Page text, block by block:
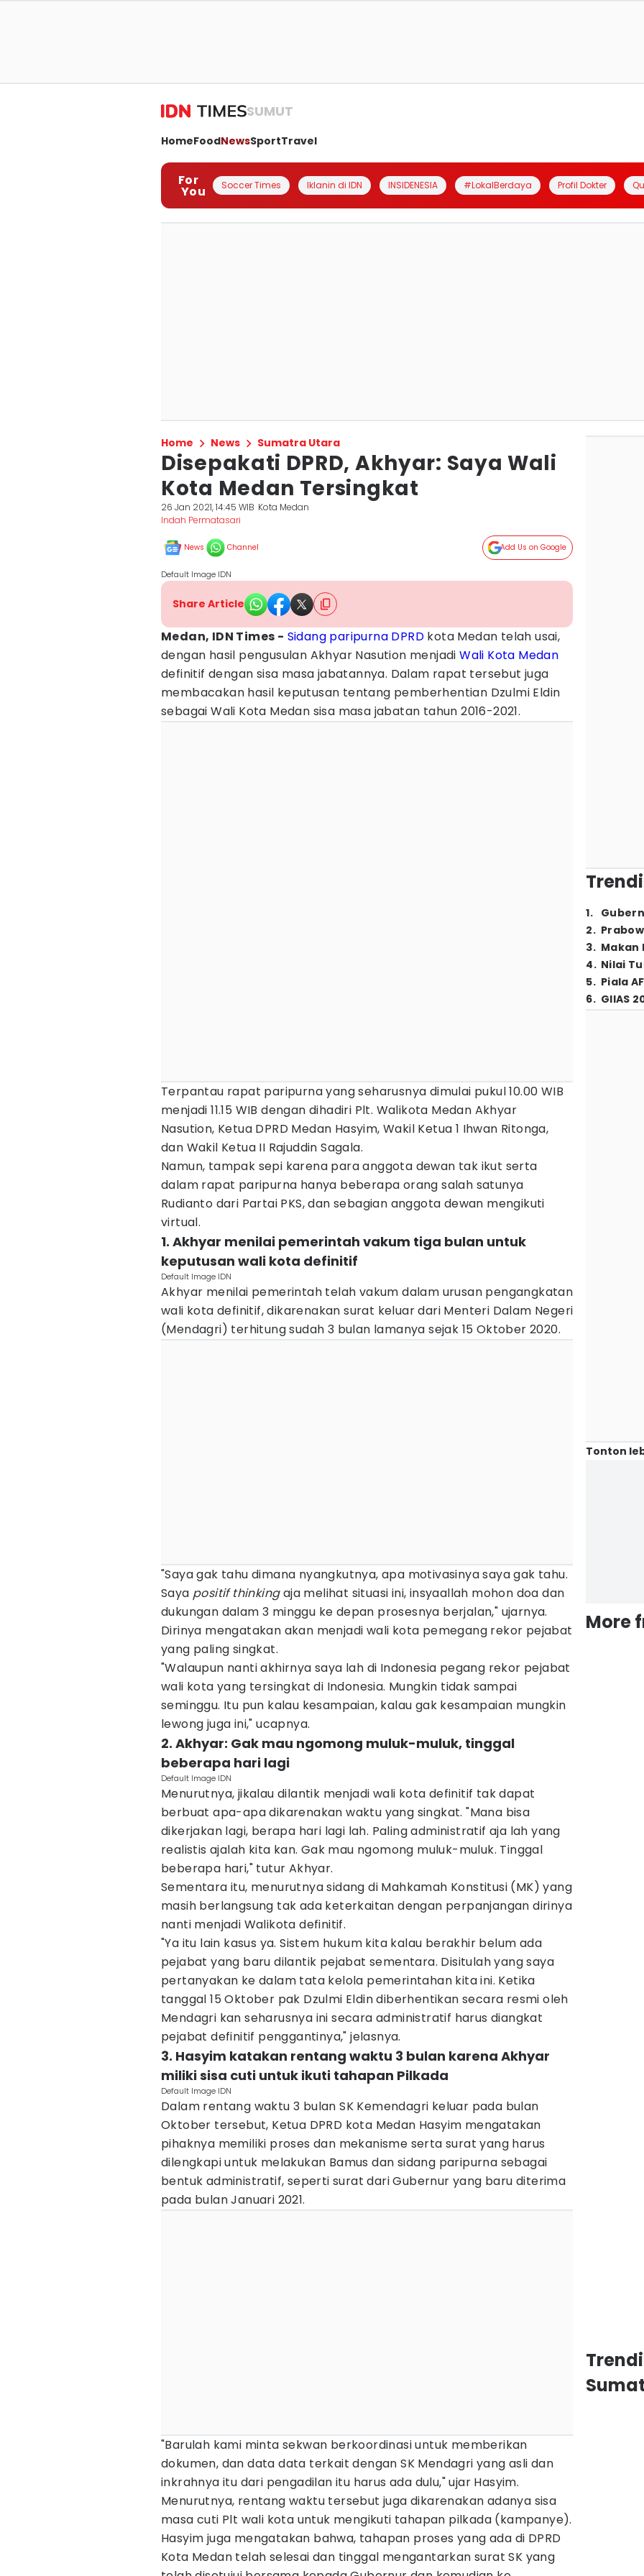
SUMUT
HomeFoodNewsSportTravel
For
You Soccer Times Iklanin di IDN INSIDENESIA #LokalBerdaya Profil Dokter
Home News Sumatra Utara
Disepakati DPRD, Akhyar: Saya Wali
Kota Medan Tersingkat
26 Jan 2021, 14:45 WIB Kota Medan
Indah Permatasari
News Channel Add Us on Google
Default Image IDN
Share Article
Medan, IDN Times - Sidang paripurna DPRD kota Medan telah usai,
dengan hasil pengusulan Akhyar Nasution menjadiWali Kota Medan
definitif dengan sisa masa jabatannya. Dalam rapat tersebut juga
membacakan hasil keputusan tentang pemberhentian Dzulmi Eldin
sebagai Wali Kota Medan sisa masa jabatan tahun 2016-2021.
Terpantau rapat paripurna yang seharusnya dimulai pukul 10.00 WIB
menjadi 11.15 WIB dengan dihadiri Plt. Walikota Medan Akhyar
Nasution, Ketua DPRD Medan Hasyim, Wakil Ketua 1 Ihwan Ritonga,
dan Wakil Ketua II Rajuddin Sagala.
Namun, tampak sepi karena para anggota dewan tak ikut serta
dalam rapat paripurna hanya beberapa orang salah satunya
Rudianto dari Partai PKS, dan sebagian anggota dewan mengikuti
virtual.
1. Akhyar menilai pemerintah vakum tiga bulan untuk
keputusan wali kota definitif
Default Image IDN
Akhyar menilai pemerintah telah vakum dalam urusan pengangkatan
wali kota definitif, dikarenakan surat keluar dari Menteri Dalam Negeri
(Mendagri) terhitung sudah 3 bulan lamanya sejak 15 Oktober 2020.
"Saya gak tahu dimana nyangkutnya, apa motivasinya saya gak tahu.
Saya positif thinkingaja melihat situasi ini, insyaallah mohon doa dan
dukungan dalam 3 minggu ke depan prosesnya berjalan," ujarnya.
Dirinya mengatakan akan menjadi wali kota pemegang rekor pejabat
yang paling singkat.
"Walaupun nanti akhirnya saya lah di Indonesia pegang rekor pejabat
wali kota yang tersingkat di Indonesia. Mungkin tidak sampai
seminggu. Itu pun kalau kesampaian, kalau gak kesampaian mungkin
lewong juga ini," ucapnya.
2. Akhyar: Gak mau ngomong muluk-muluk, tinggal
beberapa hari lagi
Default Image IDN
Menurutnya, jikalau dilantik menjadi wali kota definitif tak dapat
berbuat apa-apa dikarenakan waktu yang singkat. "Mana bisa
dikerjakan lagi, berapa hari lagi lah. Paling administratif aja lah yang
realistis ajalah kita kan. Gak mau ngomong muluk-muluk. Tinggal
beberapa hari," tutur Akhyar.
Sementara itu, menurutnya sidang di Mahkamah Konstitusi (MK) yang
masih berlangsung tak ada keterkaitan dengan perpanjangan dirinya
nanti menjadi Walikota definitif.
"Ya itu lain kasus ya. Sistem hukum kita kalau berakhir belum ada
pejabat yang baru dilantik pejabat sementara. Disitulah yang saya
pertanyakan ke dalam tata kelola pemerintahan kita ini. Ketika
tanggal 15 Oktober pak Dzulmi Eldin diberhentikan secara resmi oleh
Mendagri kan seharusnya ini secara administratif harus diangkat
pejabat definitif penggantinya," jelasnya.
3. Hasyim katakan rentang waktu 3 bulan karena Akhyar
miliki sisa cuti untuk ikuti tahapan Pilkada
Default Image IDN
Dalam rentang waktu 3 bulan SK Kemendagri keluar pada bulan
Oktober tersebut, Ketua DPRD kota Medan Hasyim mengatakan
pihaknya memiliki proses dan mekanisme serta surat yang harus
dilengkapi untuk melakukan Bamus dan sidang paripurna sebagai
bentuk administratif, seperti surat dari Gubernur yang baru diterima
pada bulan Januari 2021.
"Barulah kami minta sekwan berkoordinasi untuk memberikan
dokumen, dan data data terkait dengan SK Mendagri yang asli dan
inkrahnya itu dari pengadilan itu harus ada dulu," ujar Hasyim.
Menurutnya, rentang waktu tersebut juga dikarenakan adanya sisa
masa cuti Plt wali kota untuk mengikuti tahapan pilkada (kampanye).
Hasyim juga mengatakan bahwa, tahapan proses yang ada di DPRD
Kota Medan telah selesai dan tinggal mengantarkan surat SK yang
1.
2.
3. Makan
4. Nilai
5. Piala
6. GIIAS
Tonton
More